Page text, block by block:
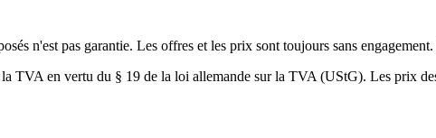
n'est pas garantie. Les offres et les prix sont toujours sans
la TVA en vertu du § 19 de la loi allemande sur la TVA (UStG). Les prix